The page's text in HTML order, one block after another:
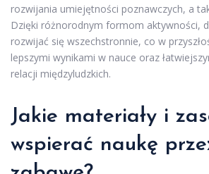
rozwijania umiejętności poznawczych, a
Dzięki różnorodnym formom aktywności,
rozwijać się wszechstronnie, co w
lepszymi wynikami w nauce oraz
relacji międzyludzkich.
Jakie materiały i
wspierać naukę